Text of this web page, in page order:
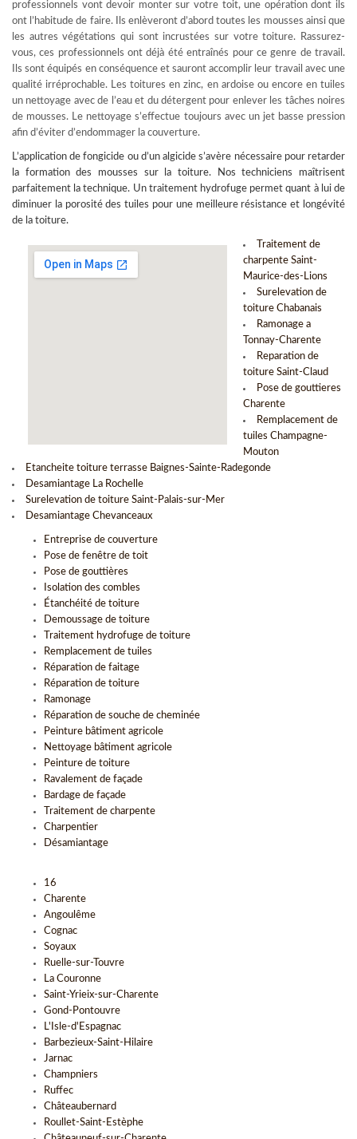
professionnels vont devoir monter sur votre toit, une opération dont ils
ont l’habitude de faire. Ils enlèveront d’abord toutes les mousses ainsi que
les autres végétations qui sont incrustées sur votre toiture. Rassurez-
vous, ces professionnels ont déjà été entraînés pour ce genre de travail.
Ils sont équipés en conséquence et sauront accomplir leur travail avec une
qualité irréprochable. Les toitures en zinc, en ardoise ou encore en tuiles
un nettoyage avec de l’eau et du détergent pour enlever les tâches noires
de mousses. Le nettoyage s’effectue toujours avec un jet basse pression
afin d’éviter d’endommager la couverture.
L’application de fongicide ou d’un algicide s’avère nécessaire pour retarder
la formation des mousses sur la toiture. Nos techniciens maîtrisent
parfaitement la technique. Un traitement hydrofuge permet quant à lui de
diminuer la porosité des tuiles pour une meilleure résistance et longévité
de la toiture.
Traitement de
charpente Saint-
Maurice-des-Lions
Surelevation de
toiture Chabanais
Ramonage a
Tonnay-Charente
Reparation de
toiture Saint-Claud
Pose de gouttieres
Charente
Remplacement de
tuiles Champagne-
Mouton
Etancheite toiture terrasse Baignes-Sainte-Radegonde
Desamiantage La Rochelle
Surelevation de toiture Saint-Palais-sur-Mer
Desamiantage Chevanceaux
Entreprise de couverture
Pose de fenêtre de toit
Pose de gouttières
Isolation des combles
Étanchéité de toiture
Demoussage de toiture
Traitement hydrofuge de toiture
Remplacement de tuiles
Réparation de faitage
Réparation de toiture
Ramonage
Réparation de souche de cheminée
Peinture bâtiment agricole
Nettoyage bâtiment agricole
Peinture de toiture
Ravalement de façade
Bardage de façade
Traitement de charpente
Charpentier
Désamiantage
16
Charente
Angoulême
Cognac
Soyaux
Ruelle-sur-Touvre
La Couronne
Saint-Yrieix-sur-Charente
Gond-Pontouvre
L'Isle-d'Espagnac
Barbezieux-Saint-Hilaire
Jarnac
Champniers
Ruffec
Châteaubernard
Roullet-Saint-Estèphe